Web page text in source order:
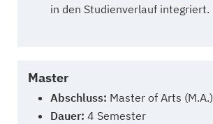
in den Studienverlauf integriert.
Master
Abschluss: Master of Arts (M.A.)
Dauer: 4 Semester